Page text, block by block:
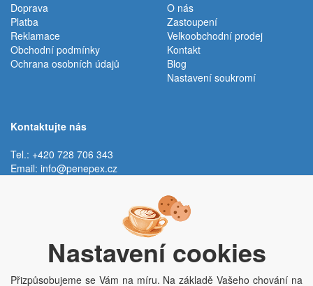
Doprava
Platba
Reklamace
Obchodní podmínky
Ochrana osobních údajů
O nás
Zastoupení
Velkoobchodní prodej
Kontakt
Blog
Nastavení soukromí
Kontaktujte nás
Tel.: +420 728 706 343
Email: info@penepex.cz
Trávník 2076, 686 03 Staré Město
Nastavení cookies
Přizpůsobujeme se Vám na míru. Na základě Vašeho chování na